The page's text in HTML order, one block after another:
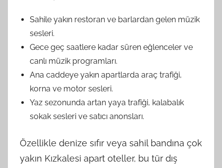
Sahile yakın restoran ve barlardan gelen müzik
sesleri.
Gece geç saatlere kadar süren eğlenceler ve
canlı müzik programları.
Ana caddeye yakın apartlarda araç trafiği,
korna ve motor sesleri.
Yaz sezonunda artan yaya trafiği, kalabalık
sokak sesleri ve satıcı anonsları.
Özellikle denize sıfır veya sahil bandına çok
yakın Kızkalesi apart oteller, bu tür dış